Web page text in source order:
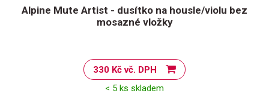
Alpine Mute Artist - dusítko na housle/violu bez
mosazné vložky
330 Kč vč. DPH
< 5 ks skladem